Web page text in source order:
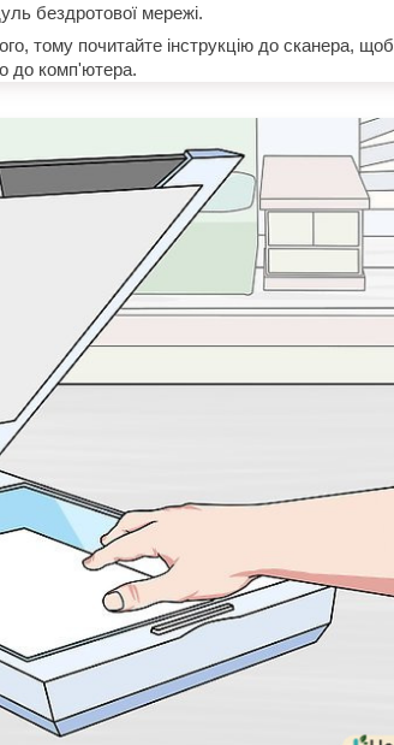
бездротової мережі.
тому почитайте інструкцію до сканера, щоб
до комп'ютера.